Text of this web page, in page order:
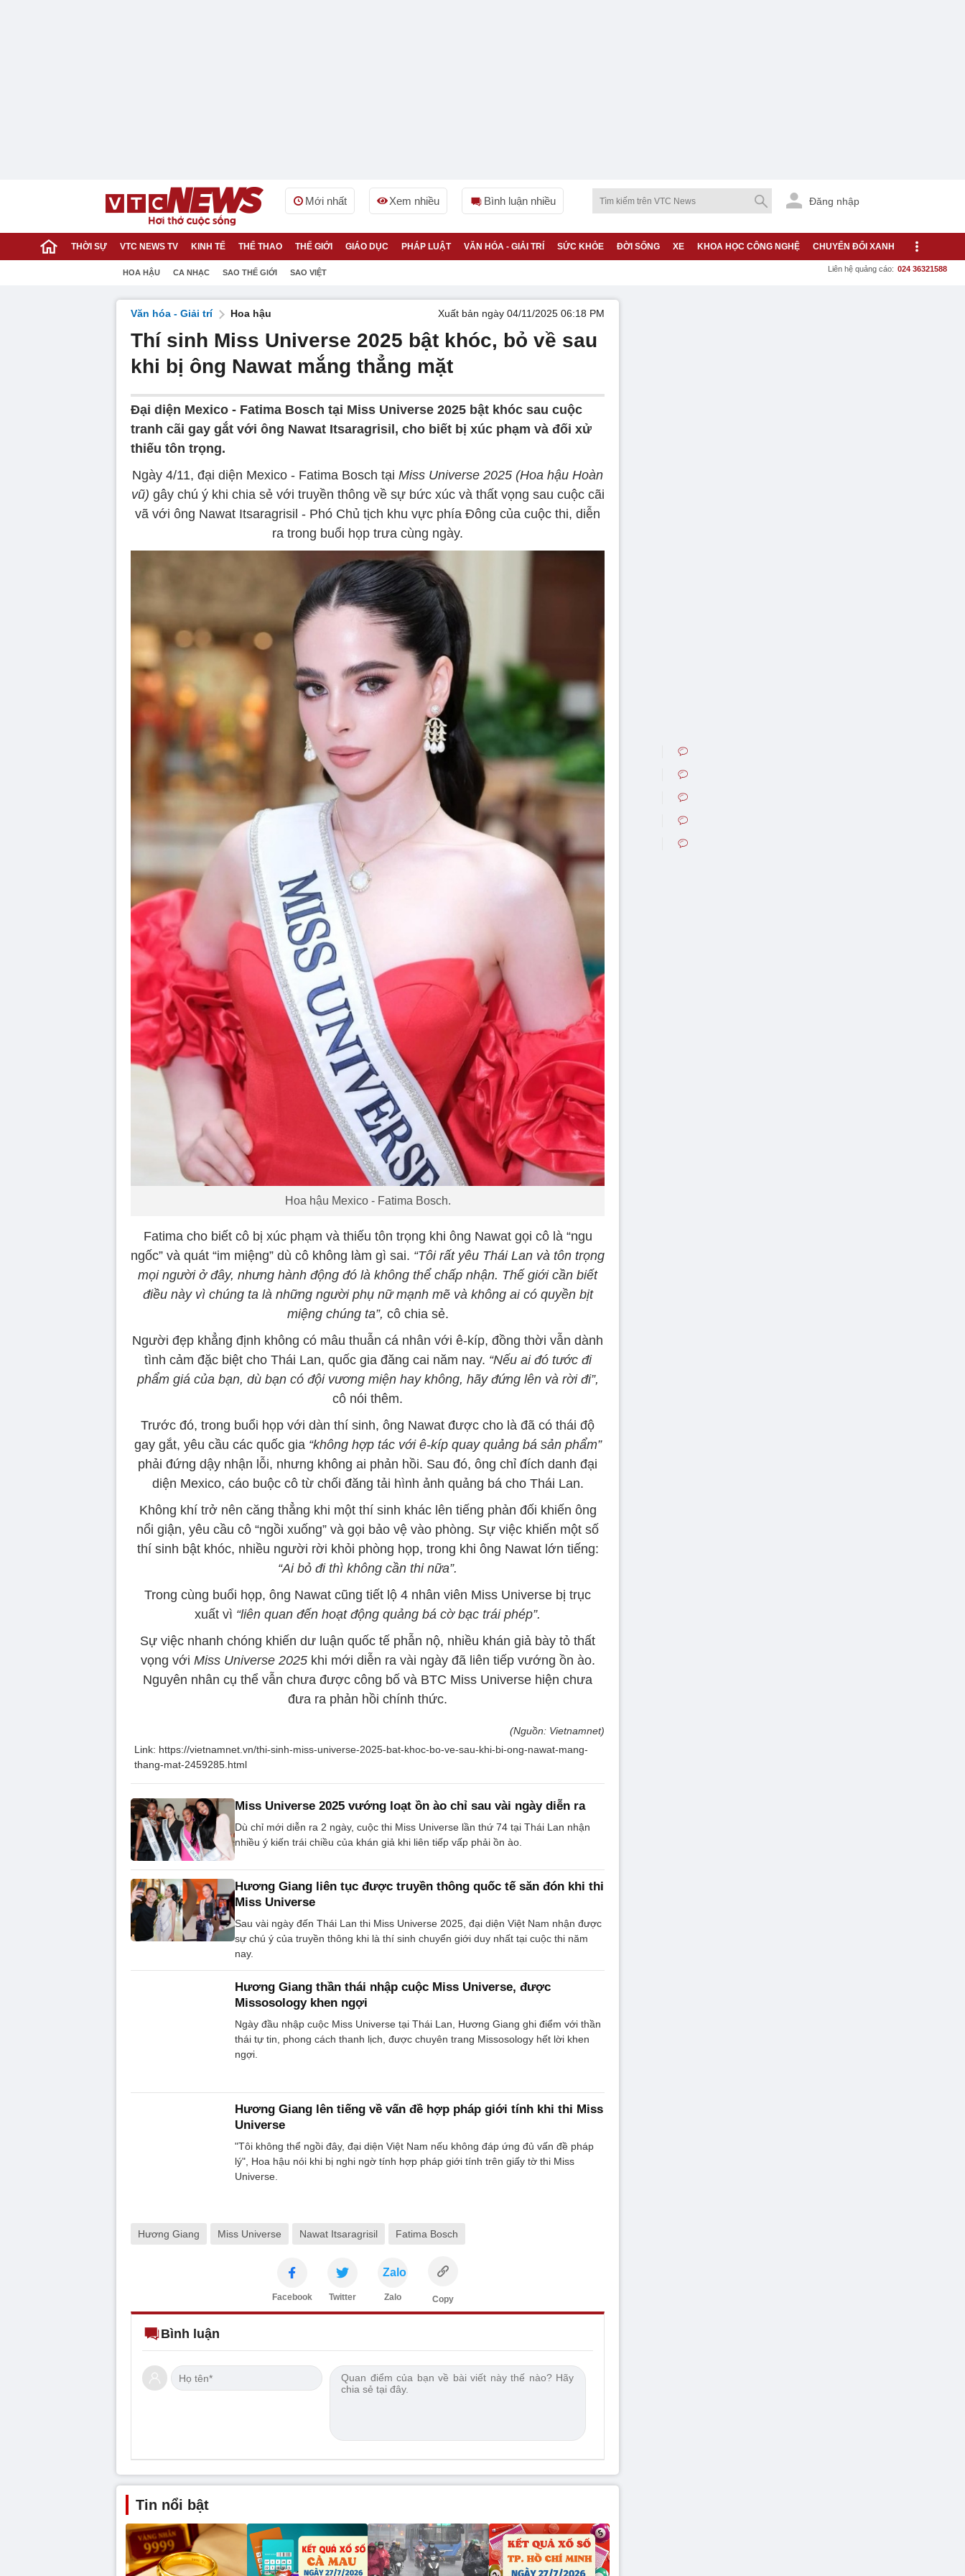
Mới nhất Xem nhiều Bình luận nhiều Đăng nhập
THỜI SỰ VTC NEWS TV KINH TẾ THỂ THAO THẾ GIỚI GIÁO DỤC PHÁP LUẬT VĂN HÓA - GIẢI TRÍ SỨC KHỎE ĐỜI SỐNG XE KHOA HỌC CÔNG NGHỆ CHUYỂN ĐỔI XANH
HOA HẬU CA NHẠC SAO THẾ GIỚI SAO VIỆT Liên hệ quảng cáo: 024 36321588
Văn hóa - Giải trí Hoa hậu Xuất bản ngày 04/11/2025 06:18 PM
Thí sinh Miss Universe 2025 bật khóc, bỏ về sau
khi bị ông Nawat mắng thẳng mặt
Đại diện Mexico - Fatima Bosch tại Miss Universe 2025 bật khóc sau cuộc
tranh cãi gay gắt với ông Nawat Itsaragrisil, cho biết bị xúc phạm và đối xử
thiếu tôn trọng.
Ngày 4/11, đại diện Mexico - Fatima Bosch tại Miss Universe 2025 (Hoa hậu Hoàn
vũ) gây chú ý khi chia sẻ với truyền thông về sự bức xúc và thất vọng sau cuộc cãi
vã với ông Nawat Itsaragrisil - Phó Chủ tịch khu vực phía Đông của cuộc thi, diễn
ra trong buổi họp trưa cùng ngày.
Hoa hậu Mexico - Fatima Bosch.
Fatima cho biết cô bị xúc phạm và thiếu tôn trọng khi ông Nawat gọi cô là “ngu
ngốc” và quát “im miệng” dù cô không làm gì sai. “Tôi rất yêu Thái Lan và tôn trọng
mọi người ở đây, nhưng hành động đó là không thể chấp nhận. Thế giới cần biết
điều này vì chúng ta là những người phụ nữ mạnh mẽ và không ai có quyền bịt
miệng chúng ta”, cô chia sẻ.
Người đẹp khẳng định không có mâu thuẫn cá nhân với ê-kíp, đồng thời vẫn dành
tình cảm đặc biệt cho Thái Lan, quốc gia đăng cai năm nay. “Nếu ai đó tước đi
phẩm giá của bạn, dù bạn có đội vương miện hay không, hãy đứng lên và rời đi”,
cô nói thêm.
Trước đó, trong buổi họp với dàn thí sinh, ông Nawat được cho là đã có thái độ
gay gắt, yêu cầu các quốc gia “không hợp tác với ê-kíp quay quảng bá sản phẩm”
phải đứng dậy nhận lỗi, nhưng không ai phản hồi. Sau đó, ông chỉ đích danh đại
diện Mexico, cáo buộc cô từ chối đăng tải hình ảnh quảng bá cho Thái Lan.
Không khí trở nên căng thẳng khi một thí sinh khác lên tiếng phản đối khiến ông
nổi giận, yêu cầu cô “ngồi xuống” và gọi bảo vệ vào phòng. Sự việc khiến một số
thí sinh bật khóc, nhiều người rời khỏi phòng họp, trong khi ông Nawat lớn tiếng:
“Ai bỏ đi thì không cần thi nữa”.
Trong cùng buổi họp, ông Nawat cũng tiết lộ 4 nhân viên Miss Universe bị trục
xuất vì “liên quan đến hoạt động quảng bá cờ bạc trái phép”.
Sự việc nhanh chóng khiến dư luận quốc tế phẫn nộ, nhiều khán giả bày tỏ thất
vọng với Miss Universe 2025khi mới diễn ra vài ngày đã liên tiếp vướng ồn ào.
Nguyên nhân cụ thể vẫn chưa được công bố và BTC Miss Universe hiện chưa
đưa ra phản hồi chính thức.
(Nguồn: Vietnamnet)
Link: https://vietnamnet.vn/thi-sinh-miss-universe-2025-bat-khoc-bo-ve-sau-khi-bi-ong-nawat-mang-
thang-mat-2459285.html
Miss Universe 2025 vướng loạt ồn ào chỉ sau vài ngày diễn ra
Dù chỉ mới diễn ra 2 ngày, cuộc thi Miss Universe lần thứ 74 tại Thái Lan nhận
nhiều ý kiến trái chiều của khán giả khi liên tiếp vấp phải ồn ào.
Hương Giang liên tục được truyền thông quốc tế săn đón khi thi
Miss Universe
Sau vài ngày đến Thái Lan thi Miss Universe 2025, đại diện Việt Nam nhận được
sự chú ý của truyền thông khi là thí sinh chuyển giới duy nhất tại cuộc thi năm
nay.
Hương Giang thần thái nhập cuộc Miss Universe, được
Missosology khen ngợi
Ngày đầu nhập cuộc Miss Universe tại Thái Lan, Hương Giang ghi điểm với thần
thái tự tin, phong cách thanh lịch, được chuyên trang Missosology hết lời khen
ngợi.
Hương Giang lên tiếng về vấn đề hợp pháp giới tính khi thi Miss
Universe
"Tôi không thể ngồi đây, đại diện Việt Nam nếu không đáp ứng đủ vấn đề pháp
lý", Hoa hậu nói khi bị nghi ngờ tính hợp pháp giới tính trên giấy tờ thi Miss
Universe.
Hương Giang Miss Universe Nawat Itsaragrisil Fatima Bosch
Facebook Twitter
Zalo
Zalo Copy
Bình luận
Tin nổi bật